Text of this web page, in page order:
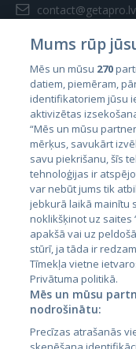
contact@getapro.lv
Valstis
Igaunija
Latvija
Lietuva
City24.lv
City24.ee
Mums rūp
Mēs un mūsu 270
datiem, piemēram,
identifikatoriem jūsu
aktivizētas
“Mēs un mūsu
mērķus, savukārt
savu piekrišanu, šīs
tehnoloģijas ir
var nebūt jums tik
jebkurā laikā mainītu
noklikšķinot uz saites
apakšā vai uz
stūrī, ja tāda ir
Tīmekļa vietne
Privātuma politikā.
Mēs un mūsu
nodrošinātu:
Precīzas atrašanās